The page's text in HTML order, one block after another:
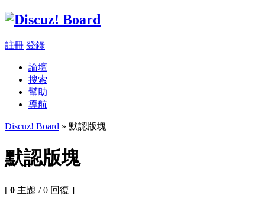
註冊 登錄
論壇
搜索
幫助
導航
Discuz! Board » 默認版塊
默認版塊
[ 0 主題 / 0 回復 ]